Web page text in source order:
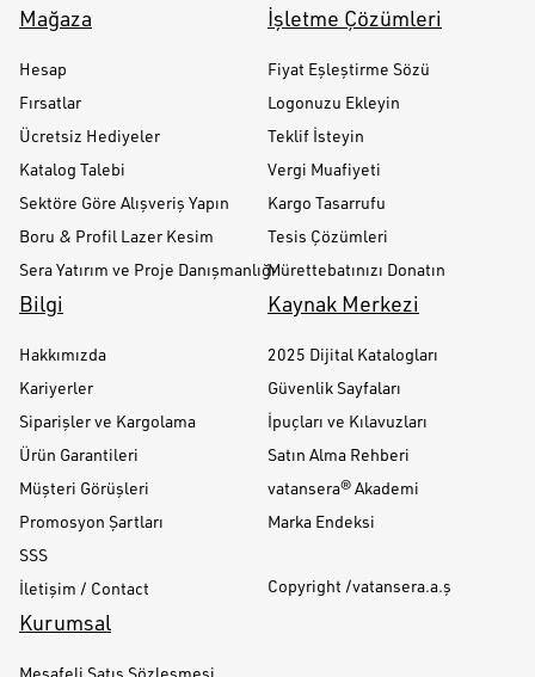
Mağaza
Hesap
Fırsatlar
Ücretsiz Hediyeler
Katalog Talebi
Sektöre Göre Alışveriş Yapın
Boru & Profil Lazer Kesim
Sera Yatırım ve Proje Danışmanlığı
İşletme Çözümleri
Fiyat Eşleştirme Sözü
Logonuzu Ekleyin
Teklif İsteyin
Vergi Muafiyeti
Kargo Tasarrufu
Tesis Çözümleri
Mürettebatınızı Donatın
Bilgi
Hakkımızda
Kariyerler
Siparişler ve Kargolama
Ürün Garantileri
Müşteri Görüşleri
Promosyon Şartları
SSS
İletişim / Contact
Kaynak Merkezi
2025 Dijital Katalogları
Güvenlik Sayfaları
İpuçları ve Kılavuzları
Satın Alma Rehberi
vatansera® Akademi
Marka Endeksi
Copyright /vatansera.a.ş
Kurumsal
Mesafeli Satış Sözleşmesi